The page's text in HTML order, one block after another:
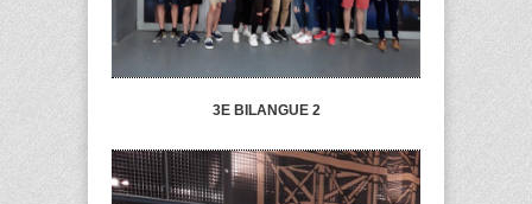
3E BILANGUE 2